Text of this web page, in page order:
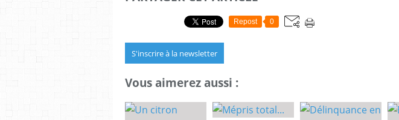
Repost 0
S'inscrire à la newsletter
Vous aimerez aussi :